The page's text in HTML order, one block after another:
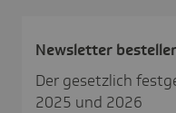
News­letter
Der gesetzlich
2025 und 2026